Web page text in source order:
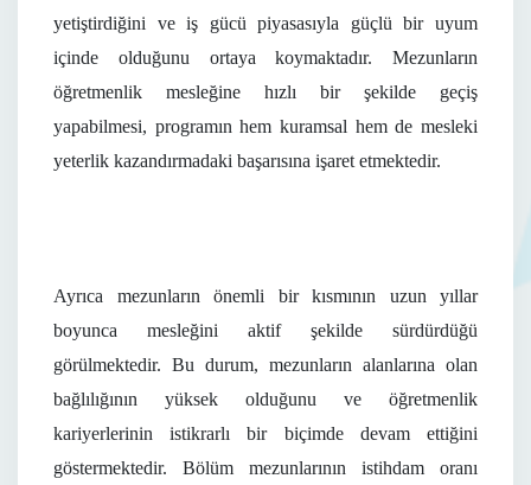
yetiştirdiğini ve iş gücü piyasasıyla güçlü bir uyum
içinde olduğunu ortaya koymaktadır. Mezunların
öğretmenlik mesleğine hızlı bir şekilde geçiş
yapabilmesi, programın hem kuramsal hem de mesleki
yeterlik kazandırmadaki başarısına işaret etmektedir.
Ayrıca mezunların önemli bir kısmının uzun yıllar
boyunca mesleğini aktif şekilde sürdürdüğü
görülmektedir. Bu durum, mezunların alanlarına olan
bağlılığının yüksek olduğunu ve öğretmenlik
kariyerlerinin istikrarlı bir biçimde devam ettiğini
göstermektedir. Bölüm mezunlarının istihdam oranı